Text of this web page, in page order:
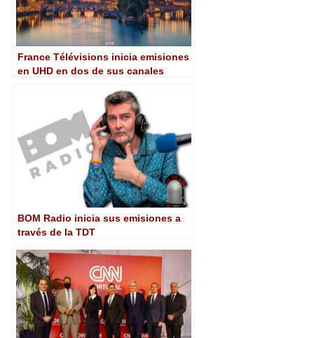
France Télévisions inicia emisiones
en UHD en dos de sus canales
BOM Radio inicia sus emisiones a
través de la TDT